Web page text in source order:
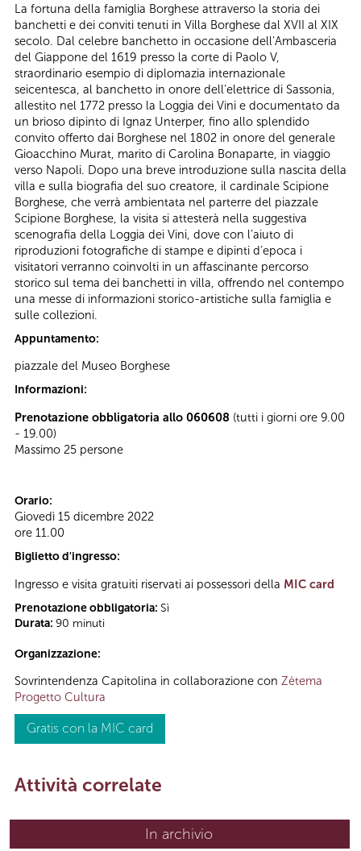
La fortuna della famiglia Borghese attraverso la storia dei
banchetti e dei conviti tenuti in Villa Borghese dal XVII al XIX
secolo. Dal celebre banchetto in occasione dell’Ambasceria
del Giappone del 1619 presso la corte di Paolo V,
straordinario esempio di diplomazia internazionale
seicentesca, al banchetto in onore dell’elettrice di Sassonia,
allestito nel 1772 presso la Loggia dei Vini e documentato da
un brioso dipinto di Ignaz Unterper, fino allo splendido
convito offerto dai Borghese nel 1802 in onore del generale
Gioacchino Murat, marito di Carolina Bonaparte, in viaggio
verso Napoli. Dopo una breve introduzione sulla nascita della
villa e sulla biografia del suo creatore, il cardinale Scipione
Borghese, che verrà ambientata nel parterre del piazzale
Scipione Borghese, la visita si attesterà nella suggestiva
scenografia della Loggia dei Vini, dove con l’aiuto di
riproduzioni fotografiche di stampe e dipinti d’epoca i
visitatori verranno coinvolti in un affascinante percorso
storico sul tema dei banchetti in villa, offrendo nel contempo
una messe di informazioni storico-artistiche sulla famiglia e
sulle collezioni.
Appuntamento:
piazzale del Museo Borghese
Informazioni:
Prenotazione obbligatoria allo 060608 (tutti i giorni ore 9.00
- 19.00)
Massimo 25 persone
Orario:
Giovedì 15 dicembre 2022
ore 11.00
Biglietto d'ingresso:
Ingresso e visita gratuiti riservati ai possessori della MIC card
Prenotazione obbligatoria: Sì
Durata: 90 minuti
Organizzazione:
Sovrintendenza Capitolina in collaborazione con Zètema
Progetto Cultura
Gratis con la MIC card
Attività correlate
In archivio